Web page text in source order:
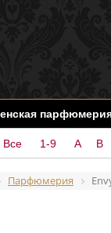
Все 1-9 A B
Парфюмерия